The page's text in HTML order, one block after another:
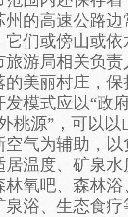
州的高速公路
它们或傍山或
旅游局相关负
的美丽村庄，
发模式应以“政
桃源”，可以
空气为辅助，
居温度、矿泉
林氧吧、森林
泉浴、生态食疗